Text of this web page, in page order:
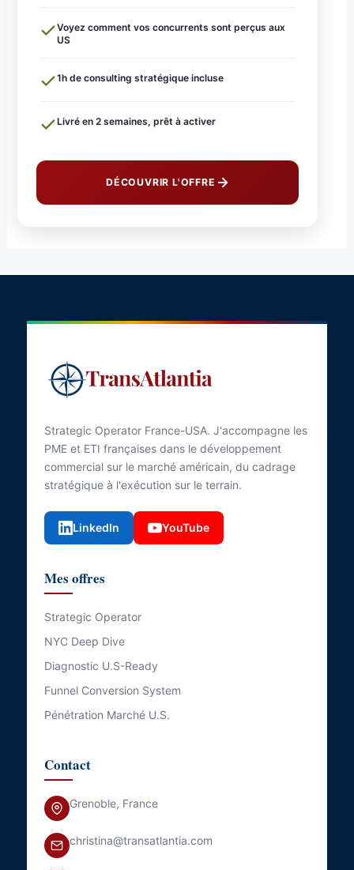
Voyez comment vos concurrents sont perçus aux
US
1h de consulting stratégique incluse
Livré en 2 semaines, prêt à activer
DÉCOUVRIR L'OFFRE
Strategic Operator France-USA. J'accompagne les
PME et ETI françaises dans le développement
commercial sur le marché américain, du cadrage
stratégique à l'exécution sur le terrain.
LinkedIn YouTube
Mes offres
Strategic Operator
NYC Deep Dive
Diagnostic U.S-Ready
Funnel Conversion System
Pénétration Marché U.S.
Contact
Grenoble, France
christina@transatlantia.com